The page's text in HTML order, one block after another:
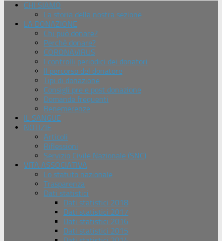
CHI SIAMO
La storia della nostra sezione
LA DONAZIONE
Chi può donare?
Perchè donare?
CORONAVIRUS
I controlli periodici dei donatori
Il percorso del donatore
Tipi di donazione
Consigli pre e post donazione
Domande frequenti
Benemerenze
IL SANGUE
NOTIZIE
Articoli
Riflessioni
Servizio Civile Nazionale (SNC)
VITA ASSOCIATIVA
Lo statuto nazionale
Trasparenza
Dati statistici
Dati statistici 2018
Dati statistici 2017
Dati statistici 2016
Dati statistici 2015